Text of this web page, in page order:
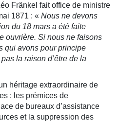
Fränkel fait office de ministre
1871 : « Nous ne devons
du 18 mars a été faite
ouvrière. Si nous ne faisons
qui avons pour principe
la raison d’être de la
héritage extraordinaire de
: les prémices de
de bureaux d’assistance
et la suppression des